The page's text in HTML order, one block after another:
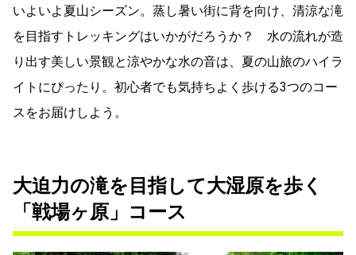
いよいよ夏山シーズン。蒸し暑い街に背を向け、清涼な滝
を目指すトレッキングはいかがだろうか？ 水の流れが造
り出す美しい景観と涼やかな水の音は、夏の山旅のハイラ
イトにぴったり。初心者でも気持ちよく歩ける3つのコー
スをお届けしよう。
大迫力の滝を目指して大湿原を歩く
「戦場ヶ原」コース